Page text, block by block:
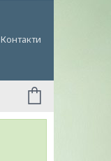
Контакти